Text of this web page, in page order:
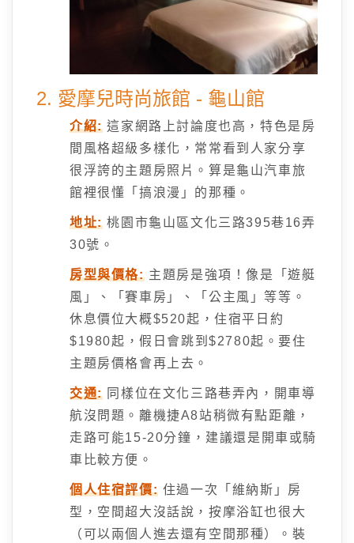
2. 愛摩兒時尚旅館 - 龜山館
介紹:這家網路上討論度也高，特色是房
間風格超級多樣化，常常看到人家分享
很浮誇的主題房照片。算是龜山汽車旅
館裡很懂「搞浪漫」的那種。
地址:桃園市龜山區文化三路395巷16弄
30號。
房型與價格:主題房是強項！像是「遊艇
風」、「賽車房」、「公主風」等等。
休息價位大概$520起，住宿平日約
$1980起，假日會跳到$2780起。要住
主題房價格會再上去。
交通:同樣位在文化三路巷弄內，開車導
航沒問題。離機捷A8站稍微有點距離，
走路可能15-20分鐘，建議還是開車或騎
車比較方便。
個人住宿評價: 住過一次「維納斯」房
型，空間超大沒話說，按摩浴缸也很大
（可以兩個人進去還有空間那種）。裝